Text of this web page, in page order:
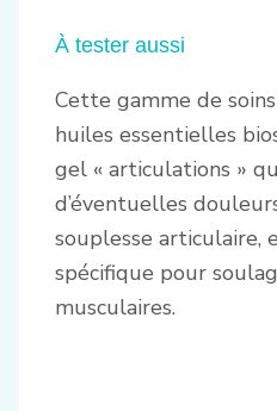
À tester aussi
Cette gamme de
huiles essentielles
gel « articulations »
d’éventuelles
souplesse articulaire,
spécifique pour
musculaires.